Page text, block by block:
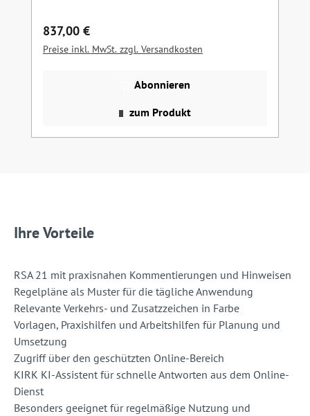
Regulärer Preis:
837,00 €
Preise inkl. MwSt. zzgl. Versandkosten
Abonnieren
zum Produkt
Ihre Vorteile
RSA 21 mit praxisnahen Kommentierungen und Hinweisen
Regelpläne als Muster für die tägliche Anwendung
Relevante Verkehrs- und Zusatzzeichen in Farbe
Vorlagen, Praxishilfen und Arbeitshilfen für Planung und
Umsetzung
Zugriff über den geschützten Online-Bereich
KIRK KI-Assistent für schnelle Antworten aus dem Online-
Dienst
Besonders geeignet für regelmäßige Nutzung und